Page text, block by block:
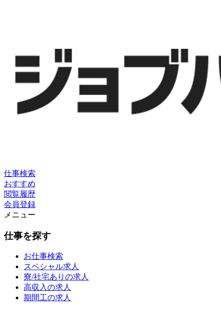
仕事検索
おすすめ
閲覧履歴
会員登録
メニュー
仕事を探す
お仕事検索
スペシャル求人
寮/社宅ありの求人
高収入の求人
期間工の求人